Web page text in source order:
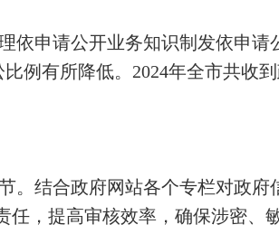
依申请公开业务知识制发依申
例有所降低。2024年全市共收
。结合政府网站各个专栏对政府
任，提高审核效率，确保涉密、